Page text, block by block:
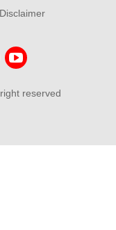
Disclaimer
reserved